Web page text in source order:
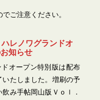
ご注意ください。
レノワグランドオ
知らせ
オープン特別版は配布
たしました。増刷の予
み手帖岡山版Ｖｏｌ．